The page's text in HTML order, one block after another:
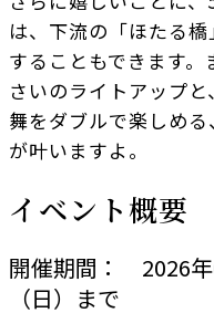
は、下流の「ほたる
することもできます
さいのライトアップ
舞をダブルで楽しめ
が叶いますよ。
イベント概要
開催期間： 2026年
（日）まで